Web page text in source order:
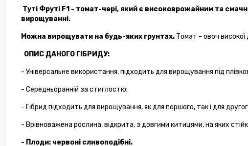
Туті Фруті F1 - томат-чері, який є високоврожайним та
вирощуванні.
Можна вирощувати на будь-яких грунтах. Томат - овоч високої
ОПИС ДАНОГО ГІБРИДУ:
- Універсальне використання,підходить для вирощування під
- Середньоранній за стиглостю;
- Гібрид підходить для вирощування,якдля першого, такі для
- Врівноважена рослина,відкрита, з довгими китицями, на яких
- Плоди: червоні сливоподібні.